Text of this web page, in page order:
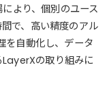
より、個別のユース
で、高い精度のアル
を自動化し、データ
の取り組みに